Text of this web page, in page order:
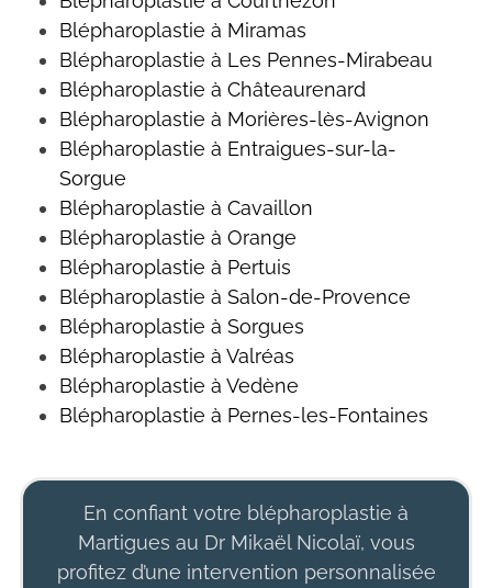
Blépharoplastie à Miramas
Blépharoplastie à Les Pennes-Mirabeau
Blépharoplastie à Châteaurenard
Blépharoplastie à Morières-lès-Avignon
Blépharoplastie à Entraigues-sur-la-
Sorgue
Blépharoplastie à Cavaillon
Blépharoplastie à Orange
Blépharoplastie à Pertuis
Blépharoplastie à Salon-de-Provence
Blépharoplastie à Sorgues
Blépharoplastie à Valréas
Blépharoplastie à Vedène
Blépharoplastie à Pernes-les-Fontaines
En confiant votre blépharoplastie à
Martigues au Dr Mikaël Nicolaï, vous
profitez d’une intervention personnalisée